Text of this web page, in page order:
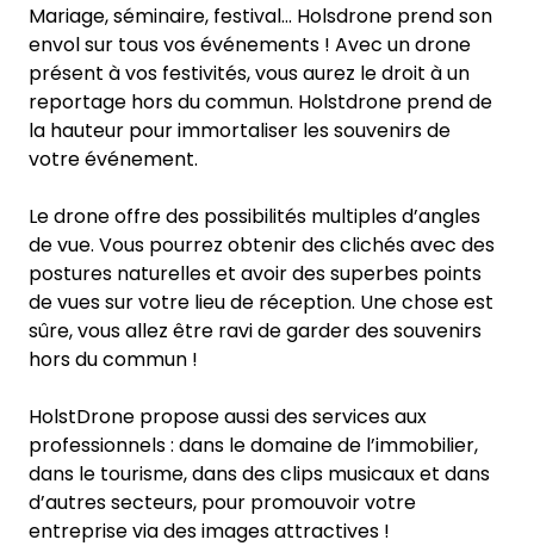
Mariage, séminaire, festival... Holsdrone prend son
envol sur tous vos événements ! Avec un drone
présent à vos festivités, vous aurez le droit à un
reportage hors du commun. Holstdrone prend de
la hauteur pour immortaliser les souvenirs de
votre événement.
Le drone offre des possibilités multiples d’angles
de vue. Vous pourrez obtenir des clichés avec des
postures naturelles et avoir des superbes points
de vues sur votre lieu de réception. Une chose est
sûre, vous allez être ravi de garder des souvenirs
hors du commun !
HolstDrone propose aussi des services aux
professionnels : dans le domaine de l’immobilier,
dans le tourisme, dans des clips musicaux et dans
d’autres secteurs, pour promouvoir votre
entreprise via des images attractives !